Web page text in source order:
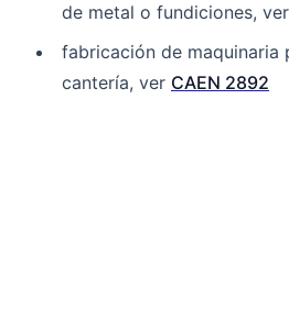
de metal o fundiciones, ver
fabricación de maquinaria
cantería, ver CAEN 2892